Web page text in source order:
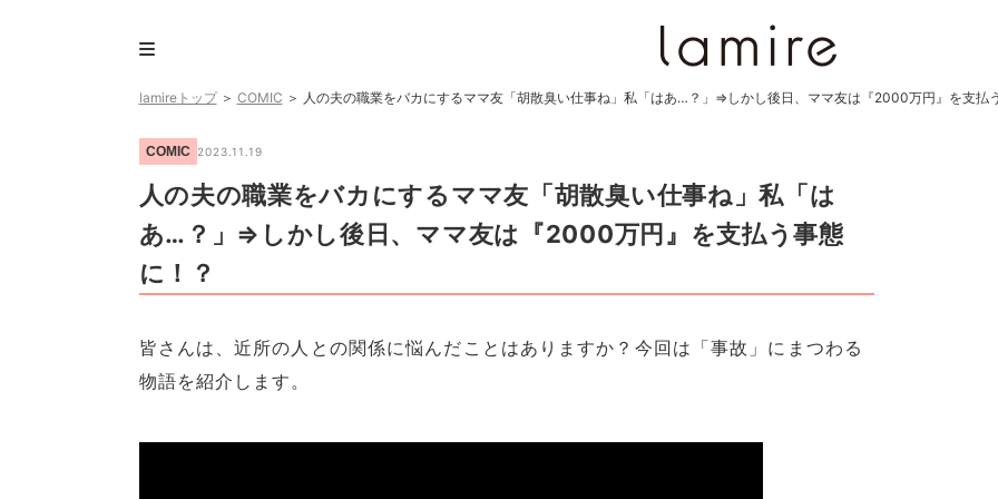
lamireトップ＞ COMIC ＞ 人の夫の職業をバカにするママ友「胡散臭い仕事ね」私「はあ…？」⇒しかし後日、ママ友は『2000万円』を支払
COMIC 2023.11.19
人の夫の職業をバカにするママ友「胡散臭い仕事ね」私「は
あ…？」⇒しかし後日、ママ友は『2000万円』を支払う事態
に！？
皆さんは、近所の人との関係に悩んだことはありますか？今回は「事故」にまつわる
物語を紹介します。